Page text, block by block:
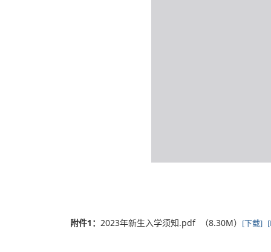
附件1： 2023年新生入学须知.pdf （8.30M） [下载]